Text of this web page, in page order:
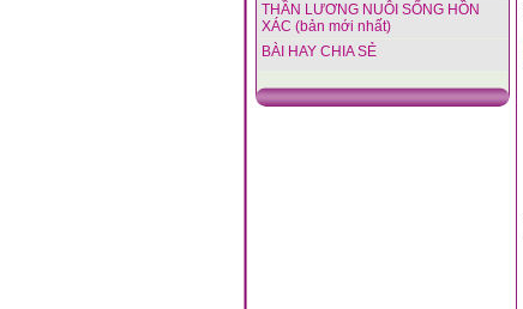
THẦN LƯƠNG NUÔI SỐNG HỒN
XÁC (bản mới nhất)
BÀI HAY CHIA SẺ